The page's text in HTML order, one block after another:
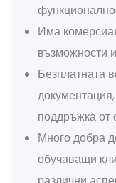
Има
възможности
Безплатната
поддръжка от
Много добра
обучаващи